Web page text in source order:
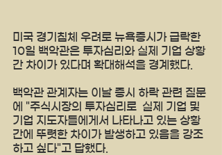
미국 경기침체 우려로 뉴욕증시가 급락한
10일 백악관은 투자심리와 실제 기업 상황
간 차이가 있다며 확대해석을 경계했다.
백악관 관계자는 이날 증시 하락 관련 질문
에 "주식시장의 투자심리로  실제 기업 및
기업 지도자들에게서 나타나고 있는 상황
간에 뚜렷한 차이가 발생하고 있음을 강조
하고 싶다"고 답했다.